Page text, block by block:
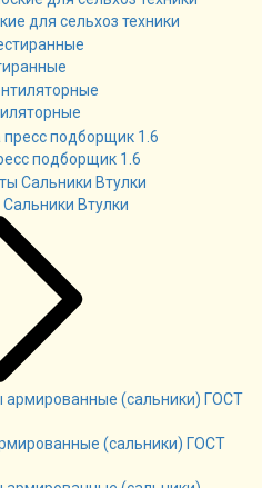
для сельхоз техники
подборщик 1.6
Втулки
(сальники) ГОСТ